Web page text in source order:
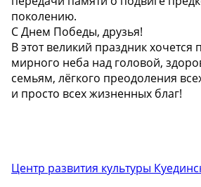
поколению.
С Днем Победы, друзья!
В этот великий праздник хочется
мирного неба над головой,
семьям, лёгкого преодоления
и просто всех жизненных благ!
Центр развития культуры